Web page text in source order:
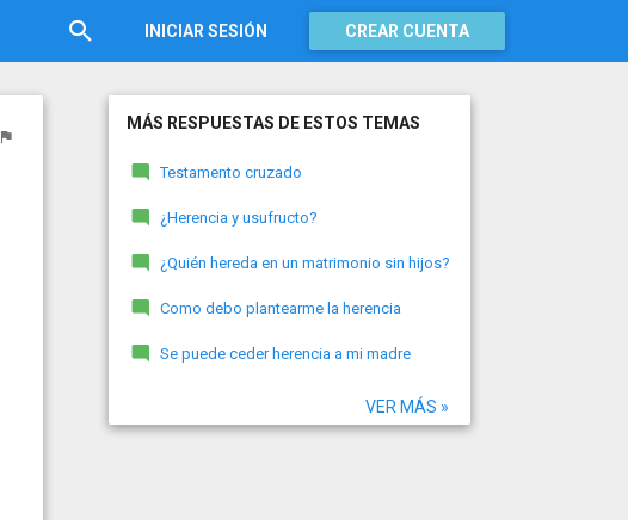
INICIAR SESIÓN CREAR CUENTA
MÁS RESPUESTAS DE ESTOS TEMAS
Testamento cruzado
¿Herencia y usufructo?
¿Quién hereda en un matrimonio sin hijos?
Como debo plantearme la herencia
Se puede ceder herencia a mi madre
VER MÁS »